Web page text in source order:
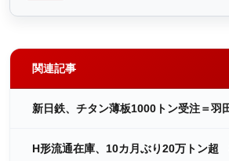
関連記事
新日鉄、チタン薄板1000トン受注＝羽
H形流通在庫、10カ月ぶり20万トン超